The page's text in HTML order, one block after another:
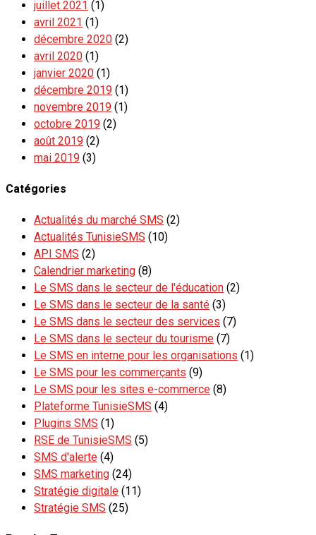
juillet 2021 (1)
avril 2021 (1)
décembre 2020 (2)
avril 2020 (1)
janvier 2020 (1)
décembre 2019 (1)
novembre 2019 (1)
octobre 2019 (2)
août 2019 (2)
mai 2019 (3)
Catégories
Actualités du marché SMS (2)
Actualités TunisieSMS (10)
API SMS (2)
Calendrier marketing (8)
Le SMS dans le secteur de l'éducation (2)
Le SMS dans le secteur de la santé (3)
Le SMS dans le secteur des services (7)
Le SMS dans le secteur du tourisme (7)
Le SMS en interne pour les organisations (1)
Le SMS pour les commerçants (9)
Le SMS pour les sites e-commerce (8)
Plateforme TunisieSMS (4)
Plugins SMS (1)
RSE de TunisieSMS (5)
SMS d'alerte (4)
SMS marketing (24)
Stratégie digitale (11)
Stratégie SMS (25)